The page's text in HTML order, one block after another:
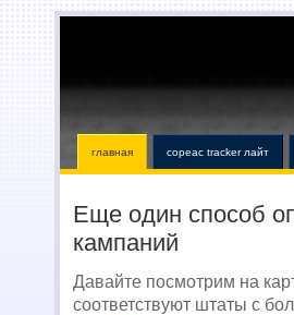
главная copeac tracker лайт
Еще один способ
кампаний
Давайте посмотрим на
соответствуют штаты с